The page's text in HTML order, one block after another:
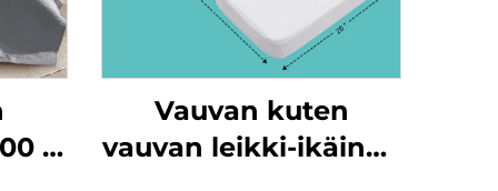
%
Vauvan kuten
vauvan leikki-ikäinen